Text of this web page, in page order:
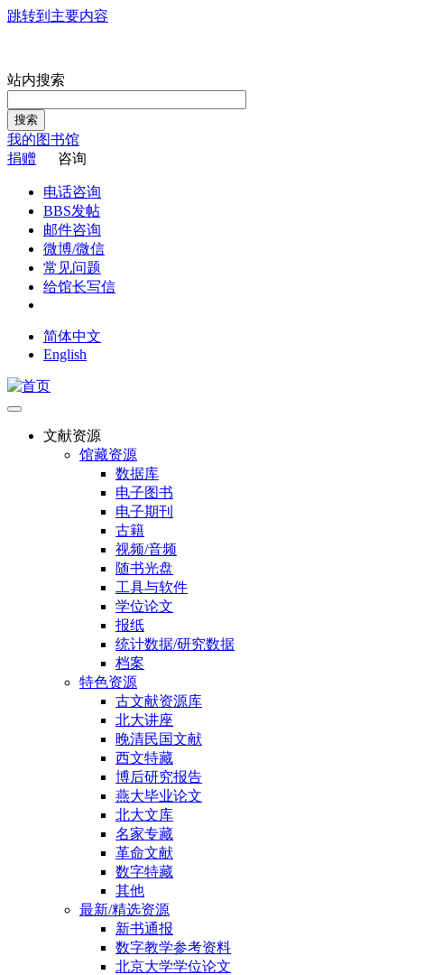
跳转到主要内容
站内搜索
搜索
我的图书馆
捐赠
咨询
电话咨询
BBS发帖
邮件咨询
微博/微信
常见问题
给馆长写信
简体中文
English
文献资源
馆藏资源
数据库
电子图书
电子期刊
古籍
视频/音频
随书光盘
工具与软件
学位论文
报纸
统计数据/研究数据
档案
特色资源
古文献资源库
北大讲座
晚清民国文献
西文特藏
博后研究报告
燕大毕业论文
北大文库
名家专藏
革命文献
数字特藏
其他
最新/精选资源
新书通报
数字教学参考资料
北京大学学位论文